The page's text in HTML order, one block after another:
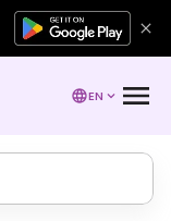
EN